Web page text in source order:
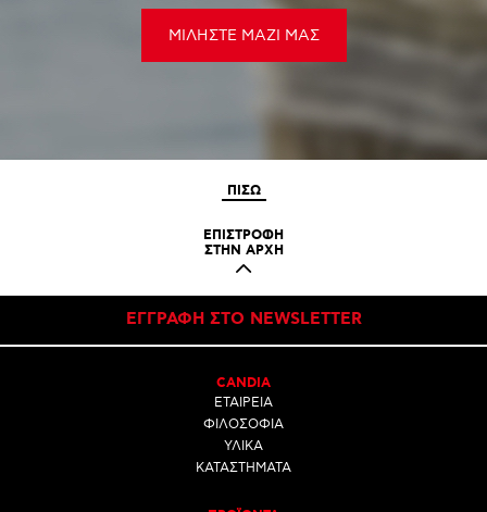
ΜΙΛΗΣΤΕ ΜΑΖΙ ΜΑΣ
ΠΙΣΩ
ΕΠΙΣΤΡΟΦΗ
ΣΤΗΝ ΑΡΧΗ
ΕΓΓΡΑΦΗ ΣΤΟ NEWSLETTER
CANDIA
ΕΤΑΙΡΕΙΑ
ΦΙΛΟΣΟΦΙΑ
ΥΛΙΚΑ
ΚΑΤΑΣΤΗΜΑΤΑ